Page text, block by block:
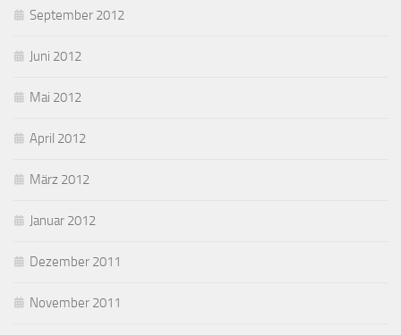
September 2012
Juni 2012
Mai 2012
April 2012
März 2012
Januar 2012
Dezember 2011
November 2011